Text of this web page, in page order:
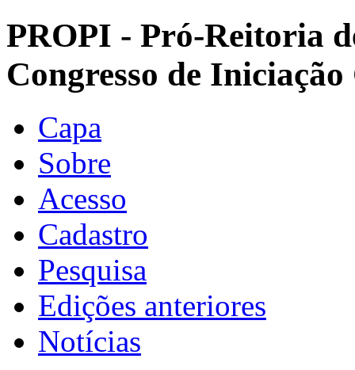
PROPI - Pró-Reitoria
Congresso de
Capa
Sobre
Acesso
Cadastro
Pesquisa
Edições anteriores
Notícias